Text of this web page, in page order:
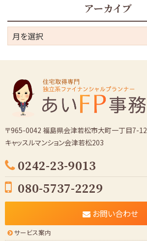
ー
アーカイブ
ー
カ
〒965-0042 福島県会津若松市大町一丁目7-12
キャッスルマンション会津若松203
0242-23-9013
080-5737-2229
お問い合わせ
サービス案内